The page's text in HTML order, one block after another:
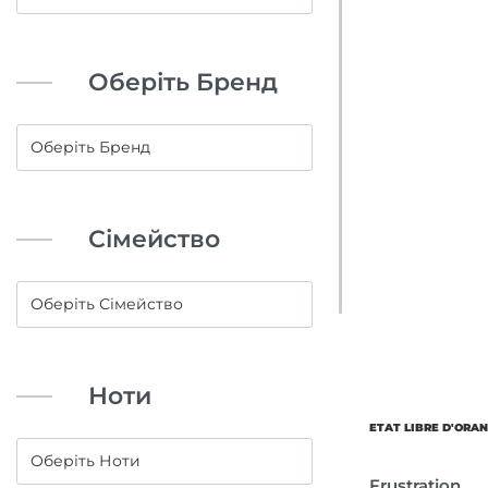
Оберіть Бренд
Сімейство
Ноти
ETAT LIBRE